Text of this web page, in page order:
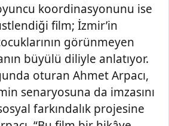
koordinasyonunu ise
film; İzmir’in
görünmeyen
büyülü diliyle anlatıyor.
oturan Ahmet Arpacı,
senaryosuna da imzasını
farkındalık projesine